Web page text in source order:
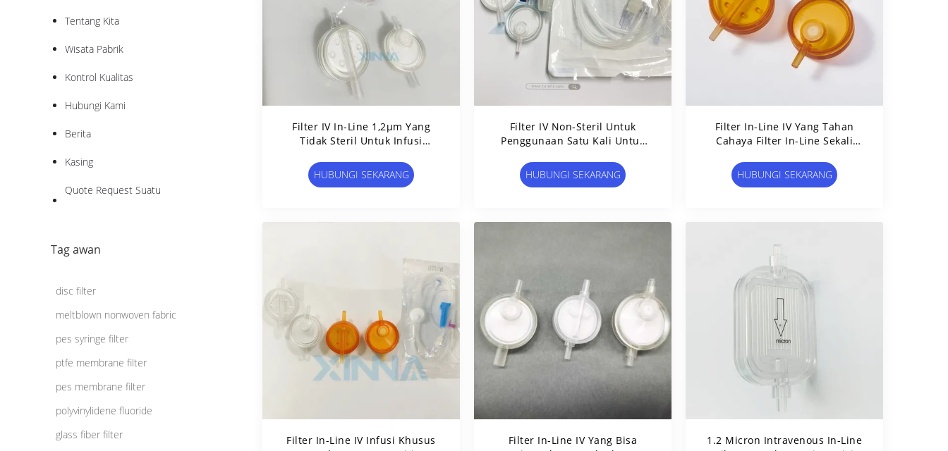
Tentang Kita
Wisata Pabrik
Kontrol Kualitas
Hubungi Kami
Berita
Kasing
Quote Request Suatu
Tag awan
disc filter
meltblown nonwoven fabric
pes syringe filter
ptfe membrane filter
pes membrane filter
polyvinylidene fluoride
glass fiber filter
Filter IV In-Line 1,2μm Yang
Tidak Steril Untuk Infusi
HUBUNGI SEKARANG
Filter IV Non-Steril Untuk
Penggunaan Satu Kali Untuk
HUBUNGI SEKARANG
Filter In-Line IV Yang Tahan
Cahaya Filter In-Line Sekali
5μm
HUBUNGI SEKARANG
Filter In-Line IV Infusi Khusus
Filter In-Line IV Yang Bisa
1.2 Micron Intravenous In-Line